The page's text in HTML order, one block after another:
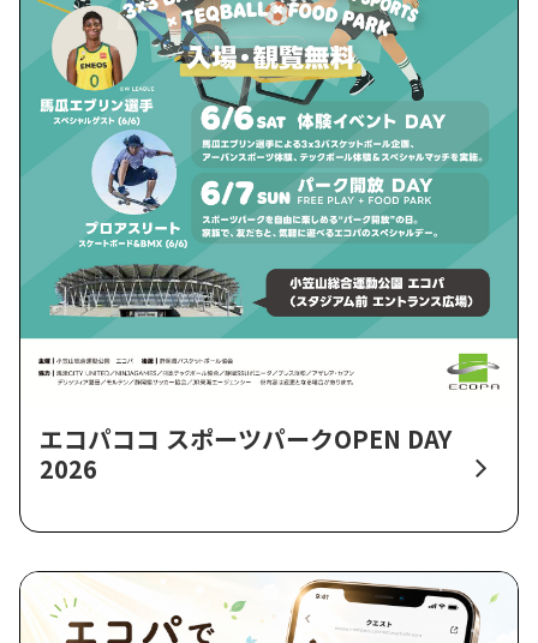
エコパココ スポーツパークOPEN DAY
2026